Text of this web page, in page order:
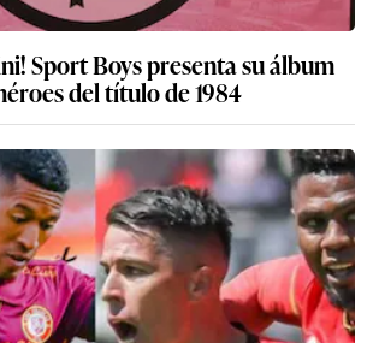
Sport Boys presenta su álbum
del título de 1984